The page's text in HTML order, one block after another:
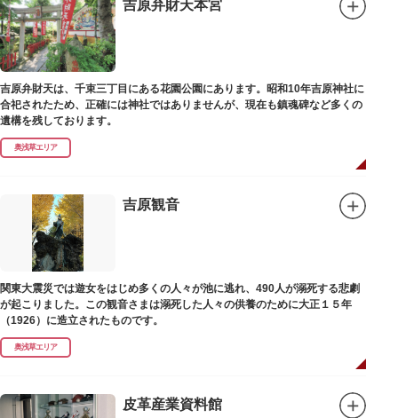
吉原弁財天本宮
吉原弁財天は、千束三丁目にある花園公園にあります。昭和10年吉原神社に
合祀されたため、正確には神社ではありませんが、現在も鎮魂碑など多くの
遺構を残しております。
奥浅草エリア
吉原観音
関東大震災では遊女をはじめ多くの人々が池に逃れ、490人が溺死する悲劇
が起こりました。この観音さまは溺死した人々の供養のために大正１５年
（1926）に造立されたものです。
奥浅草エリア
皮革産業資料館